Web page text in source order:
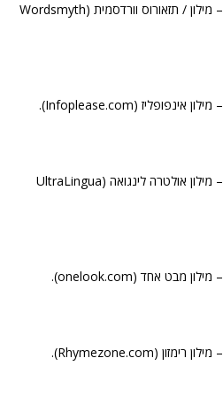
– מילון / תזאורוס וורדסמית (Wordsmyth
– מילון אינפופליז (Infoplease.com).
– מילון אולטרה לינגואה (UltraLingua
– מילון מבט אחד (onelook.com).
– מילון רימזון (Rhymezone.com).